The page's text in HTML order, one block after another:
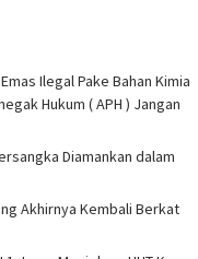
Ilegal Pake Bahan Kimia
Hukum ( APH ) Jangan
Diamankan dalam
Akhirnya Kembali Berkat